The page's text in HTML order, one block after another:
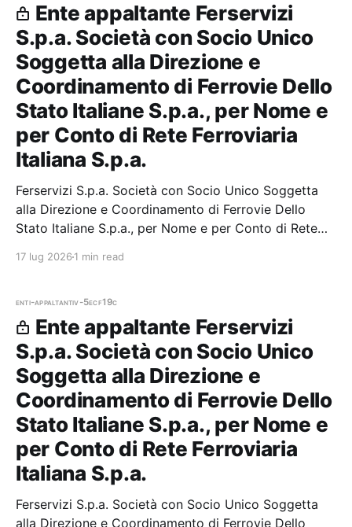
Ente appaltante Ferservizi
S.p.a. Società con Socio Unico
Soggetta alla Direzione e
Coordinamento di Ferrovie Dello
Stato Italiane S.p.a., per Nome e
per Conto di Rete Ferroviaria
Italiana S.p.a.
Ferservizi S.p.a. Società con Socio Unico Soggetta
alla Direzione e Coordinamento di Ferrovie Dello
Stato Italiane S.p.a., per Nome e per Conto di Rete
partecipazioni.
17 lug 2026 1 min read
enti-appaltantiv-5ecf19c
Ente appaltante Ferservizi
S.p.a. Società con Socio Unico
Soggetta alla Direzione e
Coordinamento di Ferrovie Dello
Stato Italiane S.p.a., per Nome e
per Conto di Rete Ferroviaria
Italiana S.p.a.
Ferservizi S.p.a. Società con Socio Unico Soggetta
alla Direzione e Coordinamento di Ferrovie Dello